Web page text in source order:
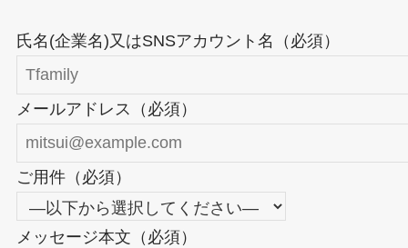
氏名(企業名)又はSNSアカウント名（必須）
メールアドレス（必須）
ご用件（必須）
メッセージ本文（必須）